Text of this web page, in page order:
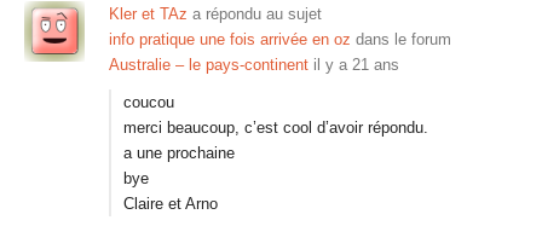
Kler et TAz a répondu au sujet
info pratique une fois arrivée en oz dans le forum
Australie – le pays-continent il y a 21 ans
coucou
merci beaucoup, c’est cool d’avoir répondu.
a une prochaine
bye
Claire et Arno